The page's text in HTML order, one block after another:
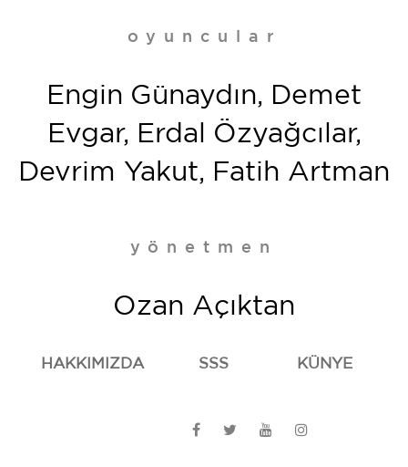
oyuncular
Engin Günaydın, Demet
Evgar, Erdal Özyağcılar,
Devrim Yakut, Fatih Artman
yönetmen
Ozan Açıktan
HAKKIMIZDA SSS KÜNYE